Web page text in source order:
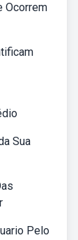
Ocorrem
Sua
Pelo